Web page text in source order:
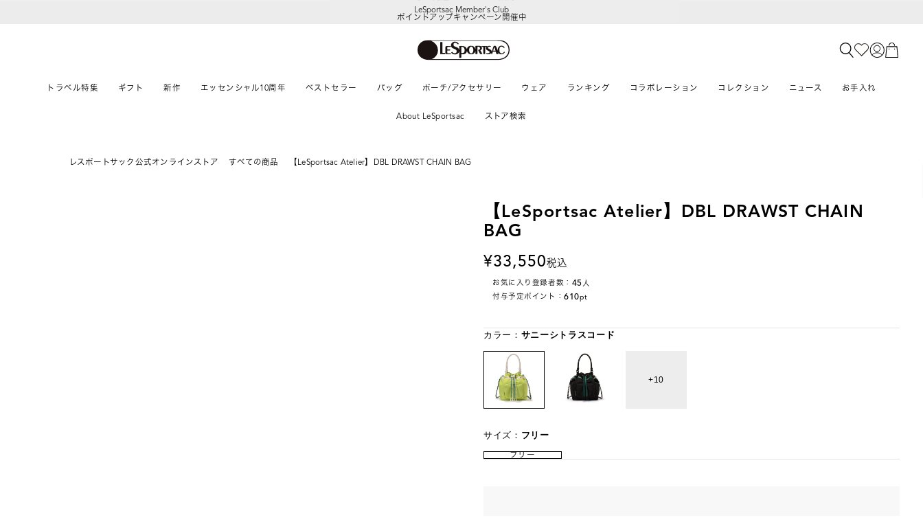
LeSportsac Member's Club
ポイントアップキャンペーン開催中
トラベル特集 ギフト 新作 エッセンシャル10周年 ベストセラー バッグ ポーチ/アクセサリー ウェア ランキング コラボレーション コレクション ニュース お手入れ
About LeSportsac ストア検索
レスポートサック公式オンラインストア すべての商品 【LeSportsac Atelier】DBL DRAWST CHAIN BAG
【LeSportsac Atelier】DBL DRAWST CHAIN
BAG
33,550税込
お気に入り登録者数： 45 人
付与予定ポイント：610pt
カラー： サニーシトラスコード
10
サイズ： フリー
フリー